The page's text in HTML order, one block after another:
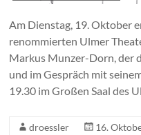
Am Dienstag, 19. Oktober
renommierten Ulmer
Markus Munzer-Dorn, der
und im Gespräch mit
19.30 im Großen Saal des
droessler
16.